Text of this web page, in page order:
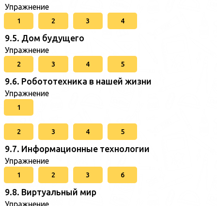
Упражнение
1 2 3 4
9.5. Дом будущего
Упражнение
2 3 4 5
9.6. Робототехника в нашей жизни
Упражнение
1
2 3 4 5
9.7. Информационные технологии
Упражнение
1 2 3 6
9.8. Виртуальный мир
Упражнение